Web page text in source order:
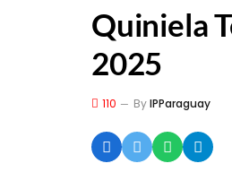
Quiniela
2025
110 ByIPParaguay